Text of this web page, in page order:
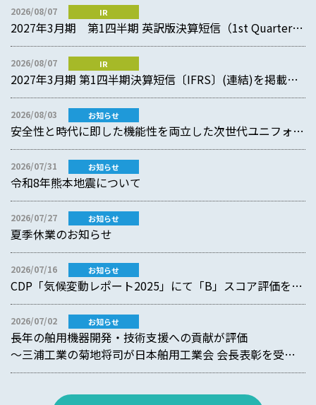
2026/08/07 IR
2027年3月期 第1四半期 英訳版決算短信（1st Quarter Consolidated Financial Results (IFRS) ）を掲載しました
2026/08/07 IR
2027年3月期 第1四半期決算短信〔IFRS〕(連結)を掲載しました
2026/08/03 お知らせ
安全性と時代に即した機能性を両立した次世代ユニフォームを開発 ～現場の声から生まれた新しい作業着を展開～
2026/07/31 お知らせ
令和8年熊本地震について
2026/07/27 お知らせ
夏季休業のお知らせ
2026/07/16 お知らせ
CDP「気候変動レポート2025」にて「B」スコア評価を獲得
2026/07/02 お知らせ
長年の舶用機器開発・技術支援への貢献が評価
～三浦工業の菊地将司が日本舶用工業会 会長表彰を受賞～